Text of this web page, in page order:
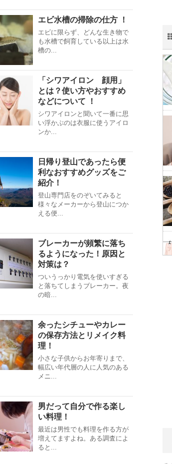
エビ水槽の掃除の仕方 ！
エビに限らず、どんな生き物で
も水槽で飼育している以上は水
槽の...
「シワアイロン 顔用」
とは？使い方やおすすめ
などについて ！
シワアイロンと聞いて一番に思
い浮かぶのは衣服に使うアイロ
ンか...
日帰り登山であったら便
利なおすすめグッズをご
紹介！
登山専門店をのぞいてみると
様々なメーカーから登山につか
える便...
ブレーカーが頻繁に落ち
るようになった！原因と
対策は？
ついうっかり電気を使いすぎる
と落ちてしまうブレーカー。夜
の暗...
余ったシチューやカレー
の保存方法とリメイク料
理！
小さな子供からお年寄りまで、
幅広い年代層の人に人気のある
メニ...
男だって自分で作る楽し
い料理！
最近は男性でも料理を作る方が
増えてますよね。ある調査によ
ると...